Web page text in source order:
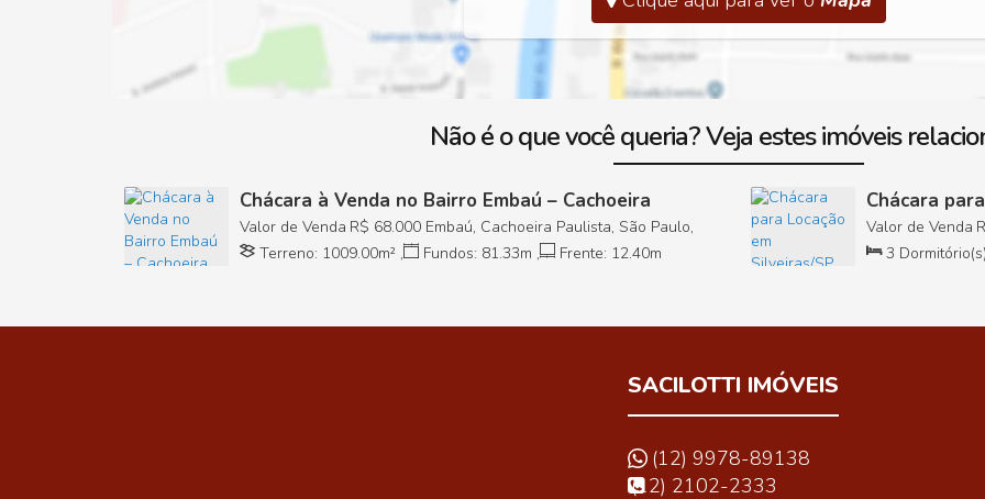
Não é o que você queria? Veja estes imóveis
Chácara à Venda no Bairro Embaú – Cachoeira
Paulista/SP R$ 68.000
Valor de Venda
Embaú, Cachoeira Paulista, São Paulo,
BrasilTerreno: 1009.00m² , Fundos: 81.33m , Frente: 12.40m
Chácara
Valor de Venda
3
SACILOTTI IMÓVEIS
(12) 9978-89138
(12) 2102-2333